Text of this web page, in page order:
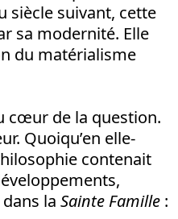
siècle suivant, cette
sa modernité. Elle
du matérialisme
cœur de la question.
Quoiqu’en elle-
contenait
la Sainte Famille :